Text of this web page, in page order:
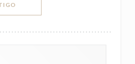
((ABRE NUMA NOVA JANELA))